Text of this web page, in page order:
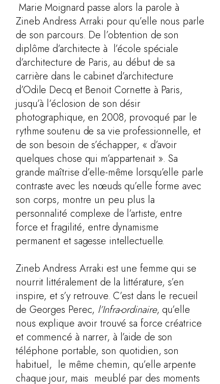
Marie Moignard passe alors la parole à
Zineb Andress Arraki pour qu’elle nous parle
de son parcours. De l’obtention de son
diplôme d’architecte à l’école spéciale
d’architecture de Paris, au début de sa
carrière dans le cabinet d’architecture
d’Odile Decq et Benoit Cornette à Paris,
jusqu’à l’éclosion de son désir
photographique, en 2008, provoqué par le
rythme soutenu de sa vie professionnelle, et
de son besoin de s’échapper, « d’avoir
quelques chose qui m’appartenait ». Sa
grande maîtrise d’elle-même lorsqu’elle parle
contraste avec les nœuds qu’elle forme avec
son corps, montre un peu plus la
personnalité complexe de l’artiste, entre
force et fragilité, entre dynamisme
permanent et sagesse intellectuelle.
Zineb Andress Arraki est une femme qui se
nourrit littéralement de la littérature, s’en
inspire, et s’y retrouve. C’est dans le recueil
de Georges Perec, l’Infra-ordinaire, qu’elle
nous explique avoir trouvé sa force créatrice
et commencé à narrer, à l’aide de son
téléphone portable, son quotidien, son
habituel, le même chemin, qu’elle arpente
chaque jour, mais meublé par des moments